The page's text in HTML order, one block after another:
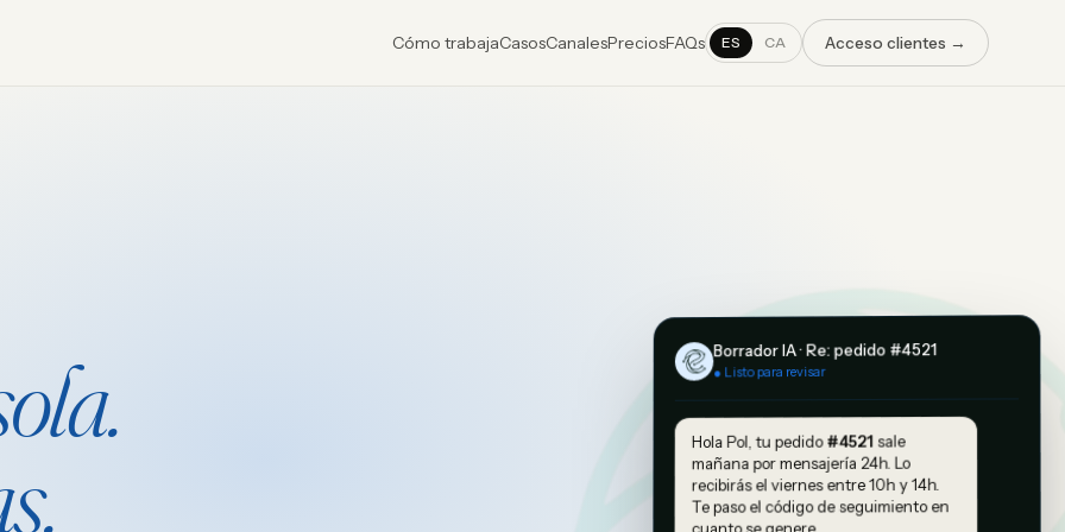
Cómo trabajaCasosCanalesPreciosFAQs ES CA Acceso clientes →
Borrador IA · Re: pedido #4521
● Listo para revisar
Hola Pol, tu pedido#4521sale
mañana por mensajería 24h. Lo
recibirás el viernes entre 10h y 14h.
Te paso el código de seguimiento en
cuanto se genere.